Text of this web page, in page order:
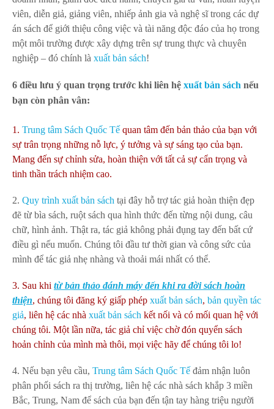
viên, diễn giả, giảng viên, nhiếp ảnh gia và nghệ sĩ trong các dự
án sách để giới thiệu công việc và tài năng độc đáo của họ trong
một môi trường được xây dựng trên sự trung thực và chuyên
nghiệp – đó chính là xuất bản sách!
6 điều lưu ý quan trọng trước khi liên hệ xuất bản sách nếu
bạn còn phân vân:
1. Trung tâm Sách Quốc Tế quan tâm đến bản thảo của bạn với
sự trân trọng những nỗ lực, ý tưởng và sự sáng tạo của bạn.
Mang đến sự chỉnh sửa, hoàn thiện với tất cả sự cẩn trọng và
tinh thần trách nhiệm cao.
2. Quy trình xuất bản sách tại đây hỗ trợ tác giả hoàn thiện đẹp
đẽ từ bìa sách, ruột sách qua hình thức đến từng nội dung, câu
chữ, hình ảnh. Thật ra, tác giả không phải đụng tay đến bất cứ
điều gì nếu muốn. Chúng tôi đầu tư thời gian và công sức của
mình để tác giả nhẹ nhàng và thoải mái nhất có thể.
3. Sau khi từ bản thảo đánh máy đến khi ra đời sách hoàn
thiện, chúng tôi đăng ký giấp phép xuất bản sách, bản quyền tác
giả, liên hệ các nhà xuất bản sách kết nối và có mối quan hệ với
chúng tôi. Một lần nữa, tác giả chỉ việc chờ đón quyển sách
hoản chỉnh của mình mà thôi, mọi việc hãy để chúng tôi lo!
4. Nếu bạn yêu cầu, Trung tâm Sách Quốc Tế đảm nhận luôn
phân phối sách ra thị trường, liên hệ các nhà sách khắp 3 miền
Bắc, Trung, Nam để sách của bạn đến tận tay hàng triệu người